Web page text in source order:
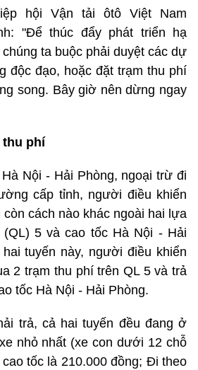
hội Vận tải ôtô Việt Nam
"Để thúc đẩy phát triển hạ
ta buộc phải duyệt các dự
độc đạo, hoặc đặt trạm thu phí
song. Bây giờ nên dừng ngay
thu phí
Nội - Hải Phòng, ngoại trừ đi
cấp tỉnh, người điều khiển
cách nào khác ngoài hai lựa
5 và cao tốc Hà Nội - Hải
tuyến này, người điều khiển
2 trạm thu phí trên QL 5 và trả
tốc Hà Nội - Hải Phòng.
trả, cả hai tuyến đều đang ở
nhỏ nhất (xe con dưới 12 chỗ
tốc là 210.000 đồng; Đi theo